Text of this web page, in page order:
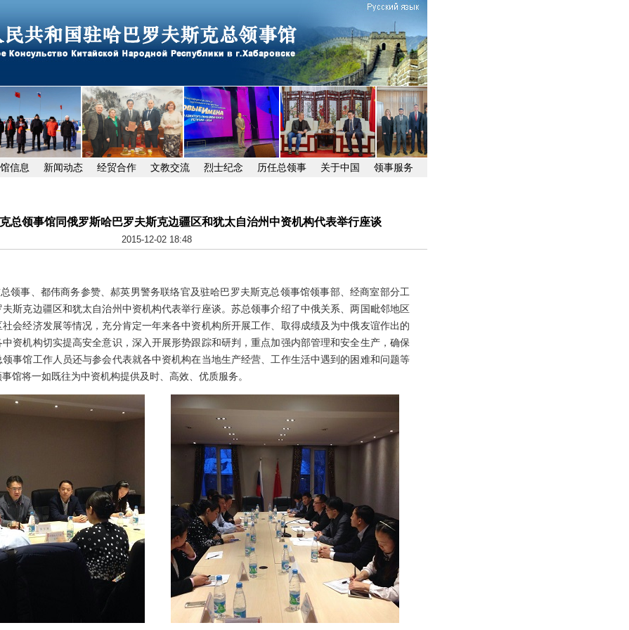
信息 新闻动态 经贸合作 文教交流 烈士纪念 历任总领事 关于中国 领事服务
总领事馆同俄罗斯哈巴罗夫斯克边疆区和犹太自治州中资机构代表举行座谈
2015-12-02 18:48
领事、都伟商务参赞、郝英男警务联络官及驻哈巴罗夫斯克总领事馆领事部、经商室部分工
斯克边疆区和犹太自治州中资机构代表举行座谈。苏总领事介绍了中俄关系、两国毗邻地区
会经济发展等情况，充分肯定一年来各中资机构所开展工作、取得成绩及为中俄友谊作出的
资机构切实提高安全意识，深入开展形势跟踪和研判，重点加强内部管理和安全生产，确保
事馆工作人员还与参会代表就各中资机构在当地生产经营、工作生活中遇到的困难和问题等
馆将一如既往为中资机构提供及时、高效、优质服务。